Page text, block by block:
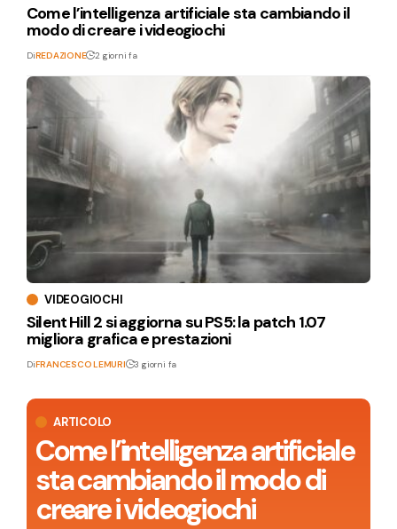
ARTICOLO
Come l’intelligenza artificiale
sta cambiando il modo di
creare i videogiochi
Come l’intelligenza artificiale sta cambiando il
modo di creare i videogiochi
DiREDAZIONE 2 giorni fa
VIDEOGIOCHI
Silent Hill 2 si aggiorna su PS5: la patch 1.07
migliora grafica e prestazioni
DiFRANCESCO LEMURI 3 giorni fa